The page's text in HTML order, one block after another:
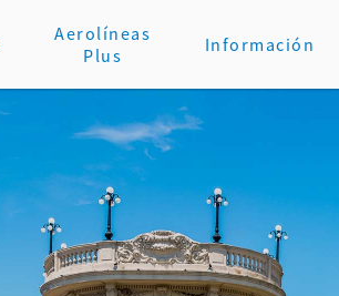
Aerolíneas
Plus
Información